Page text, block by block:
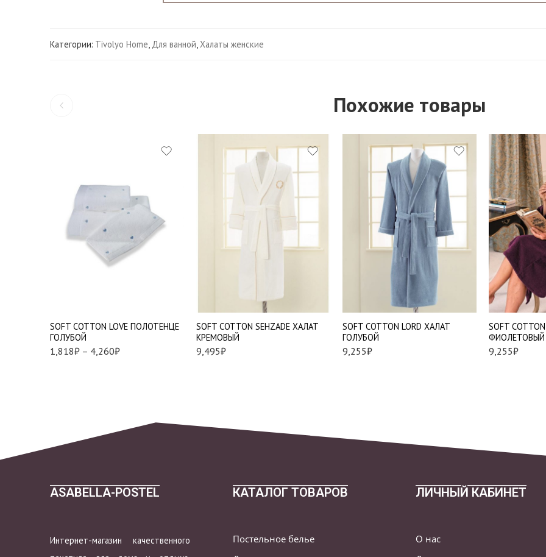
Категории: Tivolyo Home, Для ванной,Халаты женские
Похожие товары
SOFT СOTTON LOVE ПОЛОТЕНЦЕ
ГОЛУБОЙ
1,818₽ – 4,260₽
30*50 см. — 3 шт.
SOFT СOTTON SEHZADE ХАЛАТ
КРЕМОВЫЙ
9,495₽
SOFT СOTTON LORD ХАЛАТ
ГОЛУБОЙ
9,255₽
SOFT
ФИОЛЕТОВЫЙ
9,255₽
S
L
XL
2XL
ASABELLA-POSTEL
Интернет-магазин качественного
КАТАЛОГ ТОВАРОВ
Постельное белье
ЛИЧНЫЙ КАБИНЕТ
О нас